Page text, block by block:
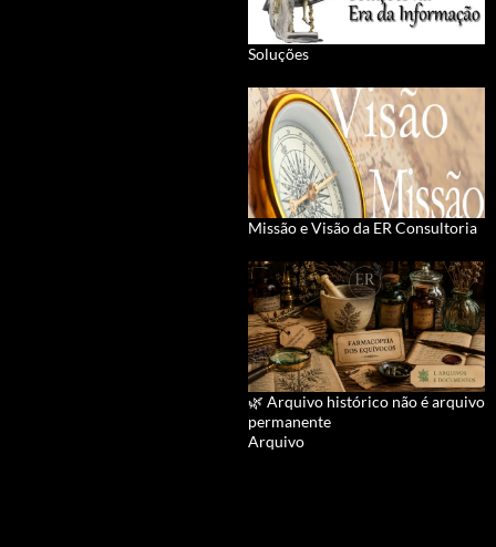
Soluções
Missão e Visão da ER Consultoria
🌿 Arquivo histórico não é arquivo
permanente
Arquivo